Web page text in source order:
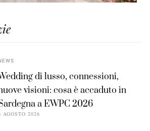
di lusso, connessioni,
visioni: cosa è accaduto in
a EWPC 2026
AGOSTO 2026